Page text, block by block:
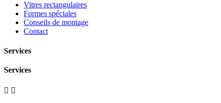
Vitres rectangulaires
Formes spéciales
Conseils de montage
Contact
Services
Services
 